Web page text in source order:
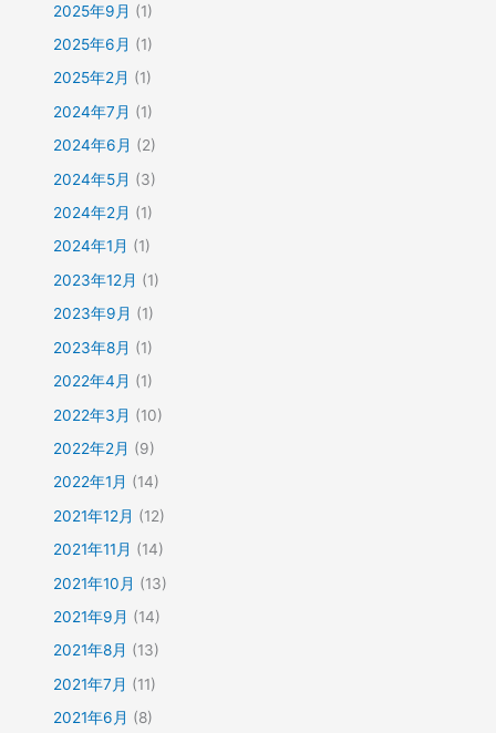
2025年9月 (1)
2025年6月 (1)
2025年2月 (1)
2024年7月 (1)
2024年6月 (2)
2024年5月 (3)
2024年2月 (1)
2024年1月 (1)
2023年12月 (1)
2023年9月 (1)
2023年8月 (1)
2022年4月 (1)
2022年3月 (10)
2022年2月 (9)
2022年1月 (14)
2021年12月 (12)
2021年11月 (14)
2021年10月 (13)
2021年9月 (14)
2021年8月 (13)
2021年7月 (11)
2021年6月 (8)